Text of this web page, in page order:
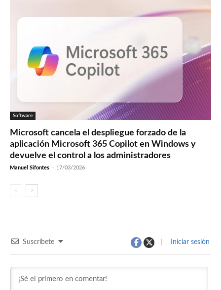
Software
Microsoft cancela el despliegue forzado de la
aplicación Microsoft 365 Copilot en Windows y
devuelve el control a los administradores
Manuel Sifontes - 17/03/2026
Suscríbete Iniciar sesión